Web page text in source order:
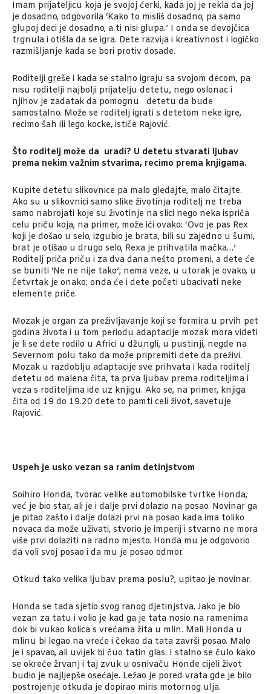
Imam prijateljicu koja je svojoj ćerki, kada joj je rekla da joj
je dosadno, odgovorila ‘Kako to misliš dosadno, pa samo
glupoj deci je dosadno, a ti nisi glupa.’ I onda se devojčica
trgnula i otišla da se igra. Dete razvija i kreativnost i logičko
razmišljanje kada se bori protiv dosade.
Roditelji greše i kada se stalno igraju sa svojom decom, pa
nisu roditelji najbolji prijatelju detetu, nego oslonac i
njihov je zadatak da pomognu detetu da bude
samostalno. Može se roditelj igrati s detetom neke igre,
recimo šah ili lego kocke, ističe Rajović.
Što roditelj može da uradi? U detetu stvarati ljubav
prema nekim važnim stvarima, recimo prema knjigama.
Kupite detetu slikovnice pa malo gledajte, malo čitajte.
Ako su u slikovnici samo slike životinja roditelj ne treba
samo nabrojati koje su životinje na slici nego neka ispriča
celu priču koja, na primer, može ići ovako: ‘Ovo je pas Rex
koji je došao u selo, izgubio je brata, bili su zajedno u šumi,
brat je otišao u drugo selo, Rexa je prihvatila mačka…’
Roditelj priča priču i za dva dana nešto promeni, a dete će
se buniti ‘Ne ne nije tako’; nema veze, u utorak je ovako, u
četvrtak je onako; onda će i dete početi ubacivati neke
elemente priče.
Mozak je organ za preživljavanje koji se formira u prvih pet
godina života i u tom periodu adaptacije mozak mora videti
je li se dete rodilo u Africi u džungli, u pustinji, negde na
Severnom polu tako da može pripremiti dete da preživi.
Mozak u razdoblju adaptacije sve prihvata i kada roditelj
detetu od malena čita, ta prva ljubav prema roditeljima i
veza s roditeljima ide uz knjigu. Ako se, na primer, knjiga
čita od 19 do 19.20 dete to pamti celi život, savetuje
Rajović.
Uspeh je usko vezan sa ranim detinjstvom
Soihiro Honda, tvorac velike automobilske tvrtke Honda,
već je bio star, ali je i dalje prvi dolazio na posao. Novinar ga
je pitao zašto i dalje dolazi prvi na posao kada ima toliko
novaca da može uživati, stvorio je imperij i stvarno ne mora
više prvi dolaziti na radno mjesto. Honda mu je odgovorio
da voli svoj posao i da mu je posao odmor.
Otkud tako velika ljubav prema poslu?, upitao je novinar.
Honda se tada sjetio svog ranog djetinjstva. Jako je bio
vezan za tatu i volio je kad ga je tata nosio na ramenima
dok bi vukao kolica s vrećama žita u mlin. Mali Honda u
mlinu bi legao na vreće i čekao da tata završi posao. Malo
je i spavao, ali uvijek bi čuo tatin glas. I stalno se čulo kako
se okreće žrvanj i taj zvuk u osnivaču Honde cijeli život
budio je najljepše osećaje. Ležao je pored vrata gde je bilo
postrojenje otkuda je dopirao miris motornog ulja.